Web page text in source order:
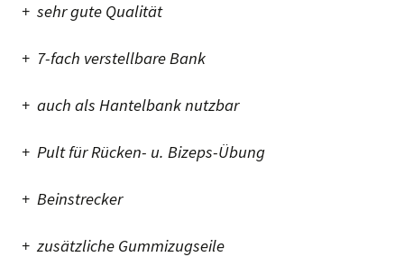
+ sehr gute Qualität
+ 7-fach verstellbare Bank
+ auch als Hantelbank nutzbar
+ Pult für Rücken- u. Bizeps-Übung
+ Beinstrecker
+ zusätzliche Gummizugseile